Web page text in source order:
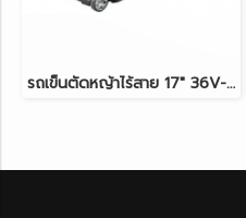
รถเข็นตัดหญ้าไร้สาย 17" 36V-LXT (18Vx2) MAKITA DLM432Z ตัวเครื่องเปล่า